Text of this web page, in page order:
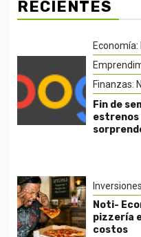
RECIENTES
Economía:
Finanzas:
Fin de
estrenos
Inversiones
Noti-
pizzería
costos